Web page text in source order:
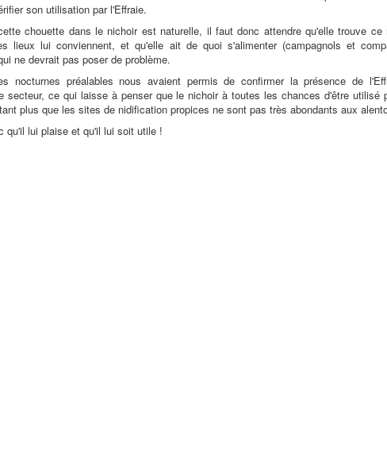
son utilisation par l'Effraie.
chouette dans le nichoir est naturelle, il faut donc attendre qu'elle trouve ce
lieux lui conviennent, et qu'elle ait de quoi s'alimenter (campagnols et
ne devrait pas poser de problème.
nocturnes préalables nous avaient permis de confirmer la présence de
secteur, ce qui laisse à penser que le nichoir à toutes les chances d'être utilisé
plus que les sites de nidification propices ne sont pas très abondants aux
qu'il lui plaise et qu'il lui soit utile !